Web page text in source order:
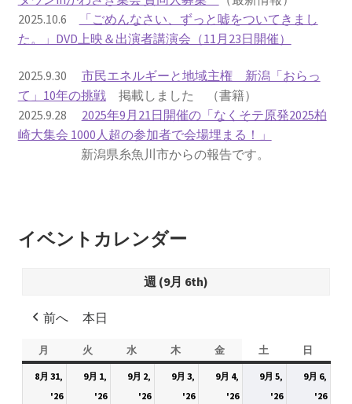
書籍
2022.12.29 原発事故と甲状腺がん
2023.1.26 「脱原発」成長論
2023.2.7 いまこそ私は原発に反対します
南海トラフ巨大地震でも原発は大丈夫と言う人々
2025.9.30 市民エネルギーと地域主権
2026.5.3 原発を止めた町
2026.5.6 テレビと原発報道の60年
2025.10.6
「ごめんなさい、ずっと嘘をついてきまし
た。」DVD上映＆出演者講演会（11月23日開催）
2025.9.30 市民エネルギーと地域主権 新潟「おらっ
て」10年の挑戦掲載しました （書籍）
2025.9.28 2025年9月21日開催の「なくそテ原発2025柏
崎大集会 1000人超の参加者で会場埋まる！」
新潟県糸魚川市からの報告です。
イベントカレンダー
週 (9月 6th)
前へ 本日
月
曜
日
火
曜
日
水
曜
日
木
曜
日
金
曜
日
土
曜
日
日
曜
日
8月 31,
'262026
9月 1,
'262026
9月 2,
'262026
9月 3,
'262026
9月 4,
'262026
9月 5,
'262026
9月 6,
'262026